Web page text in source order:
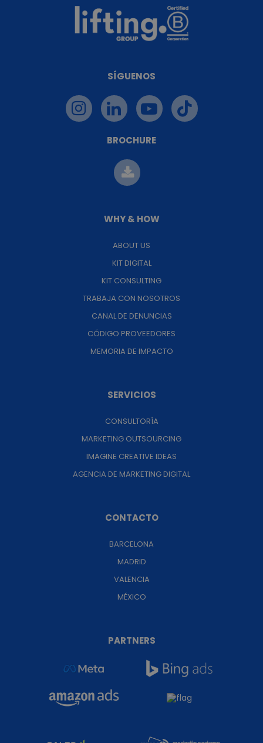
SÍGUENOS
BROCHURE
WHY & HOW
ABOUT US
KIT DIGITAL
KIT CONSULTING
TRABAJA CON NOSOTROS
CANAL DE DENUNCIAS
CÓDIGO PROVEEDORES
MEMORIA DE IMPACTO
SERVICIOS
CONSULTORÍA
MARKETING OUTSOURCING
IMAGINE CREATIVE IDEAS
AGENCIA DE MARKETING DIGITAL
CONTACTO
BARCELONA
MADRID
VALENCIA
MÉXICO
PARTNERS